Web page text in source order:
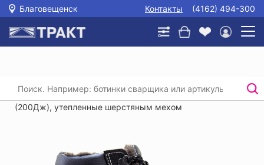
Благовещенск Контакты (4162) 494-300
Главная / /
Ботинки кожаные ТЯГАЧ® с композитным подноском
(200Дж), утепленные шерстяным мехом